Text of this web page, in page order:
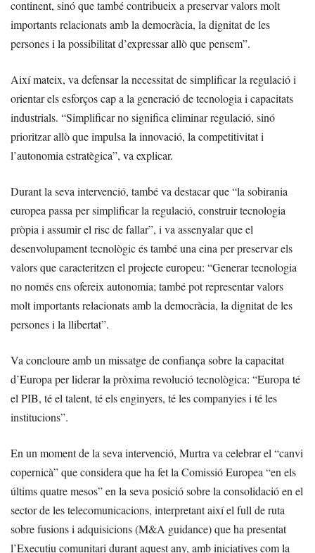
continent, sinó que també contribueix a preservar valors molt
importants relacionats amb la democràcia, la dignitat de les
persones i la possibilitat d’expressar allò que pensem”.
Així mateix, va defensar la necessitat de simplificar la regulació i
orientar els esforços cap a la generació de tecnologia i capacitats
industrials. “Simplificar no significa eliminar regulació, sinó
prioritzar allò que impulsa la innovació, la competitivitat i
l’autonomia estratègica”, va explicar.
Durant la seva intervenció, també va destacar que “la sobirania
europea passa per simplificar la regulació, construir tecnologia
pròpia i assumir el risc de fallar”, i va assenyalar que el
desenvolupament tecnològic és també una eina per preservar els
valors que caracteritzen el projecte europeu: “Generar tecnologia
no només ens ofereix autonomia; també pot representar valors
molt importants relacionats amb la democràcia, la dignitat de les
persones i la llibertat”.
Va concloure amb un missatge de confiança sobre la capacitat
d’Europa per liderar la pròxima revolució tecnològica: “Europa té
el PIB, té el talent, té els enginyers, té les companyies i té les
institucions”.
En un moment de la seva intervenció, Murtra va celebrar el “canvi
copernicà” que considera que ha fet la Comissió Europea “en els
últims quatre mesos” en la seva posició sobre la consolidació en el
sector de les telecomunicacions, interpretant així el full de ruta
sobre fusions i adquisicions (M&A guidance) que ha presentat
l’Executiu comunitari durant aquest any, amb iniciatives com la